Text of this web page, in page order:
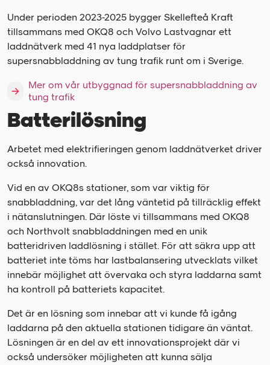
Under perioden 2023-2025 bygger Skellefteå Kraft
tillsammans med OKQ8 och Volvo Lastvagnar ett
laddnätverk med 41 nya laddplatser för
supersnabbladdning av tung trafik runt om i Sverige.
Mer om vår utbyggnad för supersnabbladdning av
tung trafik
Batterilösning
Arbetet med elektrifieringen genom laddnätverket driver
också innovation.
Vid en av OKQ8s stationer, som var viktig för
snabbladdning, var det lång väntetid på tillräcklig effekt
i nätanslutningen. Där löste vi tillsammans med OKQ8
och Northvolt snabbladdningen med en unik
batteridriven laddlösning i stället. För att säkra upp att
batteriet inte töms har lastbalansering utvecklats vilket
innebär möjlighet att övervaka och styra laddarna samt
ha kontroll på batteriets kapacitet.
Det är en lösning som innebar att vi kunde få igång
laddarna på den aktuella stationen tidigare än väntat.
Lösningen är en del av ett innovationsprojekt där vi
också undersöker möjligheten att kunna sälja